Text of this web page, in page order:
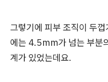
그렇기에 피부 조직이 두
에는 4.5mm가 넘는 부분
계가 있었는데요.